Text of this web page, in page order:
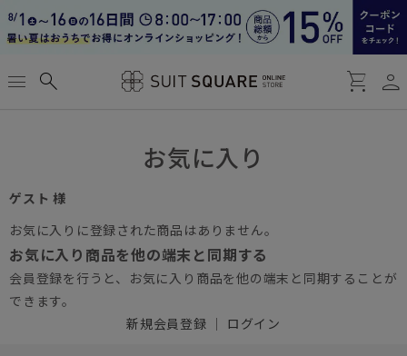
menu search shopping_cart person
お気に入り
ゲスト 様
お気に入りに登録された商品はありません。
お気に入り商品を他の端末と同期する
会員登録を行うと、お気に入り商品を他の端末と同期することが
できます。
新規会員登録 ｜ ログイン